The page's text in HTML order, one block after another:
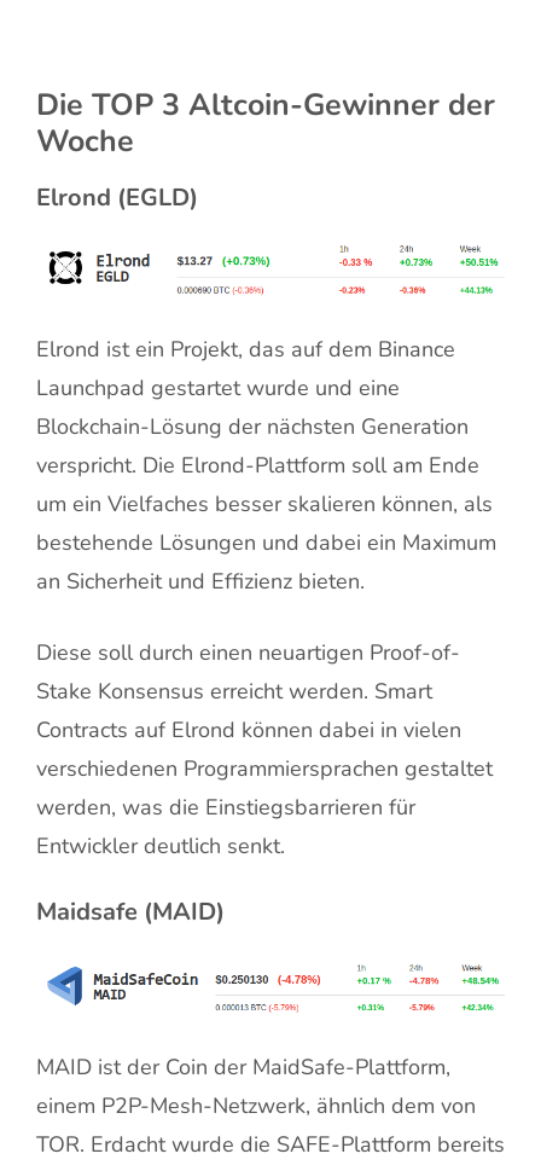
Die TOP 3 Altcoin-Gewinner der
Woche
Elrond (EGLD)
Elrond ist ein Projekt, das auf dem Binance
Launchpad gestartet wurde und eine
Blockchain-Lösung der nächsten Generation
verspricht. Die Elrond-Plattform soll am Ende
um ein Vielfaches besser skalieren können, als
bestehende Lösungen und dabei ein Maximum
an Sicherheit und Effizienz bieten.
Diese soll durch einen neuartigen Proof-of-
Stake Konsensus erreicht werden. Smart
Contracts auf Elrond können dabei in vielen
verschiedenen Programmiersprachen gestaltet
werden, was die Einstiegsbarrieren für
Entwickler deutlich senkt.
Maidsafe (MAID)
MAID ist der Coin der MaidSafe-Plattform,
einem P2P-Mesh-Netzwerk, ähnlich dem von
TOR. Erdacht wurde die SAFE-Plattform bereits